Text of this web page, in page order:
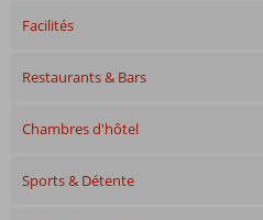
Facilités
Restaurants & Bars
Chambres d'hôtel
Sports & Détente